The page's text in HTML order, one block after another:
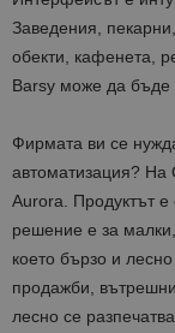
Заведения,
обекти, кафенета,
Barsy може да бъде
Фирмата ви се
автоматизация?
Aurora. Продуктът е
решение е за
което бързо и
продажби,
лесно се